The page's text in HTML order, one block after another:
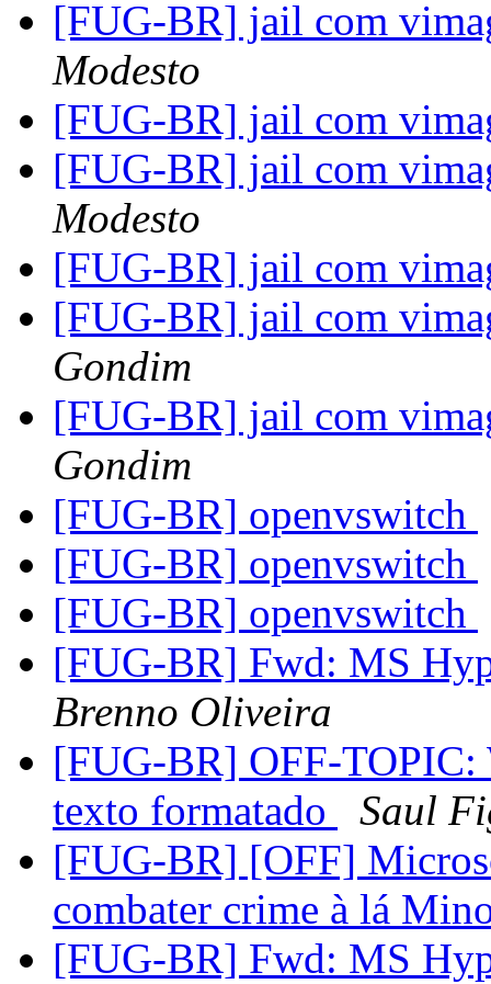
[FUG-BR] jail com
Modesto
[FUG-BR] jail com
[FUG-BR] jail com
Modesto
[FUG-BR] jail com
[FUG-BR] jail com
Gondim
[FUG-BR] jail com
Gondim
[FUG-BR] openvswitch
[FUG-BR] openvswitch
[FUG-BR] openvswitch
[FUG-BR] Fwd: MS
Brenno Oliveira
[FUG-BR] OFF-TOPIC:
texto formatado
Saul
[FUG-BR] [OFF]
combater crime à lá
[FUG-BR] Fwd: MS